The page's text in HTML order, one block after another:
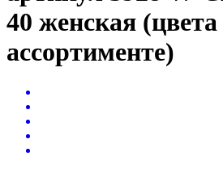
40 женская (цвета
ассортименте)